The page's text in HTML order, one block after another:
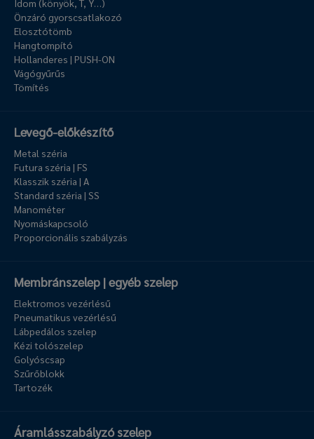
Idom (könyök, T, Y…)
Önzáró gyorscsatlakozó
Elosztótömb
Hangtompító
Hollanderes | PUSH-ON
Vágógyűrűs
Tömítés
Levegő-előkészítő
Metal széria
Futura széria | FS
Klasszik széria | A
Standard széria | SS
Manométer
Nyomáskapcsoló
Proporcionális szabályzás
Membránszelep | egyéb szelep
Elektromos vezérlésű
Pneumatikus vezérlésű
Lábpedálos szelep
Kézi tolószelep
Golyóscsap
Szűrőblokk
Tartozék
Áramlásszabályzó szelep